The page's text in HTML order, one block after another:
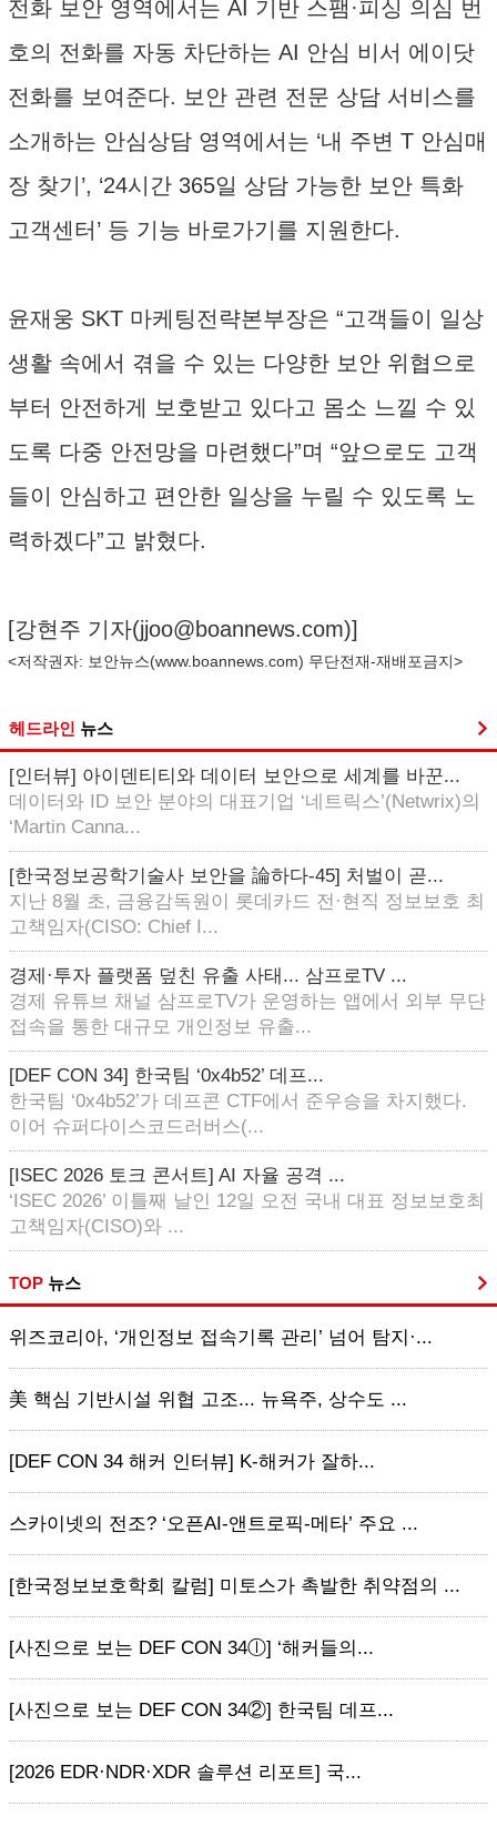
전화 보안 영역에서는 AI 기반 스팸·피싱 의심 번
호의 전화를 자동 차단하는 AI 안심 비서 에이닷
전화를 보여준다. 보안 관련 전문 상담 서비스를
소개하는 안심상담 영역에서는 ‘내 주변 T 안심매
장 찾기’, ‘24시간 365일 상담 가능한 보안 특화
고객센터’ 등 기능 바로가기를 지원한다.
윤재웅 SKT 마케팅전략본부장은 “고객들이 일상
생활 속에서 겪을 수 있는 다양한 보안 위협으로
부터 안전하게 보호받고 있다고 몸소 느낄 수 있
도록 다중 안전망을 마련했다”며 “앞으로도 고객
들이 안심하고 편안한 일상을 누릴 수 있도록 노
력하겠다”고 밝혔다.
[강현주 기자(jjoo@boannews.com)]
<저작권자: 보안뉴스(www.boannews.com) 무단전재-재배포금지>
헤드라인 뉴스
[인터뷰] 아이덴티티와 데이터 보안으로 세계를 바꾼...
데이터와 ID 보안 분야의 대표기업 ‘네트릭스’(Netwrix)의
‘Martin Canna...
[한국정보공학기술사 보안을 論하다-45] 처벌이 곧...
지난 8월 초, 금융감독원이 롯데카드 전·현직 정보보호 최
고책임자(CISO: Chief I...
경제·투자 플랫폼 덮친 유출 사태... 삼프로TV ...
경제 유튜브 채널 삼프로TV가 운영하는 앱에서 외부 무단
접속을 통한 대규모 개인정보 유출...
[DEF CON 34] 한국팀 ‘0x4b52’ 데프...
한국팀 ‘0x4b52’가 데프콘 CTF에서 준우승을 차지했다.
이어 슈퍼다이스코드러버스(...
[ISEC 2026 토크 콘서트] AI 자율 공격 ...
‘ISEC 2026’ 이틀째 날인 12일 오전 국내 대표 정보보호최
고책임자(CISO)와 ...
TOP 뉴스
위즈코리아, ‘개인정보 접속기록 관리’ 넘어 탐지·...
美 핵심 기반시설 위협 고조... 뉴욕주, 상수도 ...
[DEF CON 34 해커 인터뷰] K-해커가 잘하...
스카이넷의 전조? ‘오픈AI-앤트로픽-메타’ 주요 ...
[한국정보보호학회 칼럼] 미토스가 촉발한 취약점의 ...
[사진으로 보는 DEF CON 34ⓛ] ‘해커들의...
[사진으로 보는 DEF CON 34②] 한국팀 데프...
[2026 EDR·NDR·XDR 솔루션 리포트] 국...